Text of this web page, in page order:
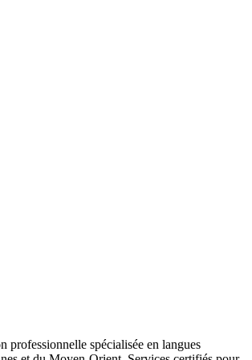
professionnelle spécialisée en langues